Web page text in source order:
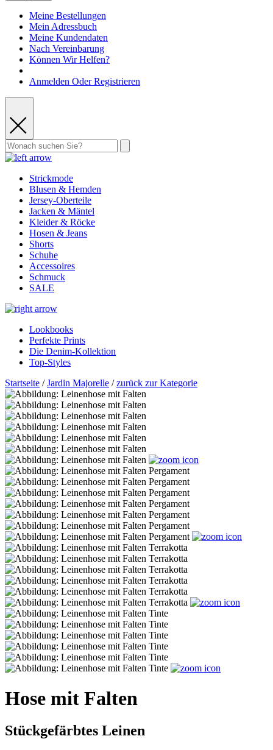
Meine Bestellungen
Mein Adressbuch
Meine Kundendaten
Nach Vereinbarung
Können Wir Helfen?
Anmelden Oder Registrieren
Strickmode
Blusen & Hemden
Jersey-Oberteile
Jacken & Mäntel
Kleider & Röcke
Hosen & Jeans
Shorts
Schuhe
Accessoires
Schmuck
SALE
Lookbooks
Perfekte Prints
Die Denim-Kollektion
Top-Styles
Startseite /Jardin Majorelle /zurück zur Kategorie
Hose mit Falten
Stückgefärbtes Leinen